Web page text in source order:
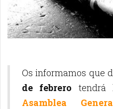
Os informamos que
de febrero tendrá
Asamblea